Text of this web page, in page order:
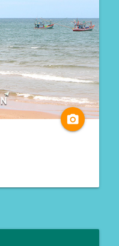
camera_alt